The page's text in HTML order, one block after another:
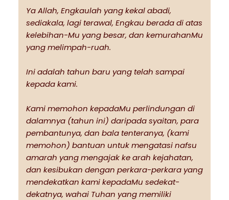
Ya Allah, Engkaulah yang kekal abadi,
sediakala, lagi terawal, Engkau berada di atas
kelebihan-Mu yang besar, dan kemurahanMu
yang melimpah-ruah.
Ini adalah tahun baru yang telah sampai
kepada kami.
Kami memohon kepadaMu perlindungan di
dalamnya (tahun ini) daripada syaitan, para
pembantunya, dan bala tenteranya, (kami
memohon) bantuan untuk mengatasi nafsu
amarah yang mengajak ke arah kejahatan,
dan kesibukan dengan perkara-perkara yang
mendekatkan kami kepadaMu sedekat-
dekatnya, wahai Tuhan yang memiliki